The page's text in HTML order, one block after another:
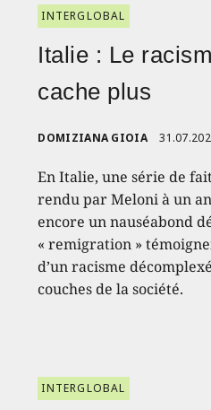
INTERGLOBAL
Italie : Le
cache plus
DOMIZIANA GIOIA
En Italie, une série de
rendu par Meloni à un
encore un nauséabond
« remigration »
d’un racisme
couches de la société.
INTERGLOBAL